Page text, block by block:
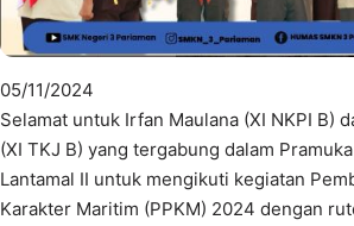
05/11/2024
Selamat untuk Irfan Maulana (XI NKPI B)
(XI TKJ B) yang tergabung dalam
Lantamal II untuk mengikuti kegiatan
Karakter Maritim (PPKM) 2024 dengan